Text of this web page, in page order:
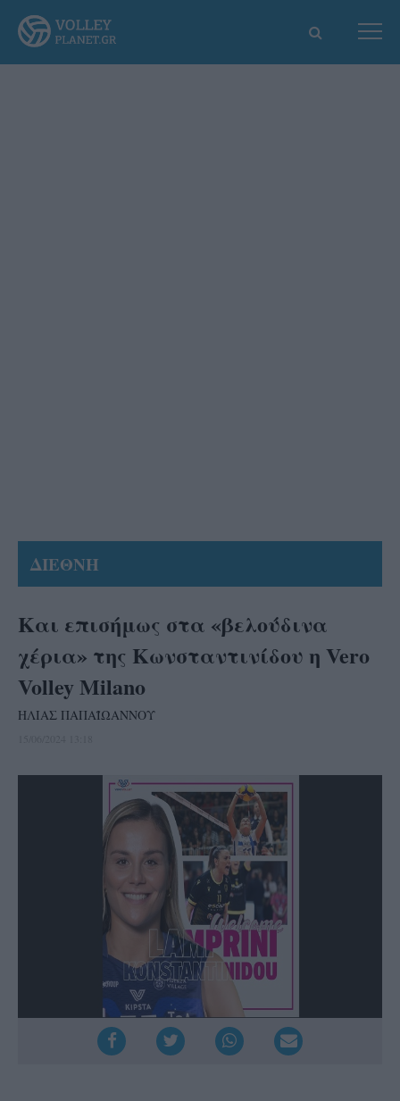
ΔΙΕΘΝΗ
Και επισήμως στα «βελούδινα
χέρια» της Κωνσταντινίδου η Vero
Volley Milano
ΗΛΙΑΣ ΠΑΠΑΪΩΑΝΝΟΥ